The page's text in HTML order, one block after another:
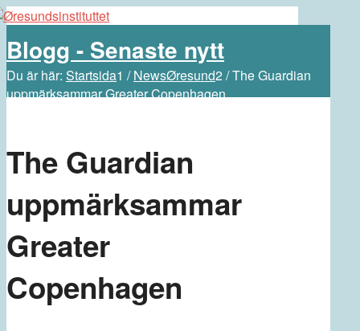
Blogg - Senaste nytt
Du är här: Startsida1 / NewsØresund2 /The Guardian
uppmärksammar Greater Copenhagen
The Guardian
uppmärksammar
Greater
Copenhagen